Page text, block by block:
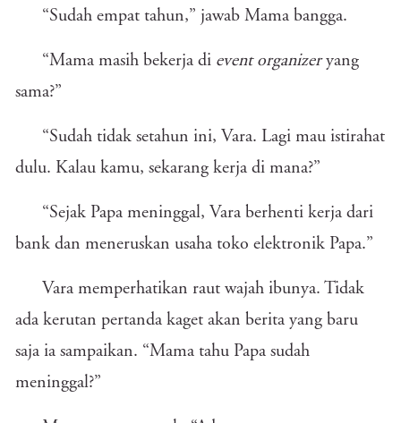
“Sudah empat tahun,” jawab Mama bangga.
“Mama masih bekerja di event organizeryang
sama?”
“Sudah tidak setahun ini, Vara. Lagi mau istirahat
dulu. Kalau kamu, sekarang kerja di mana?”
“Sejak Papa meninggal, Vara berhenti kerja dari
bank dan meneruskan usaha toko elektronik Papa.”
Vara memperhatikan raut wajah ibunya. Tidak
ada kerutan pertanda kaget akan berita yang baru
saja ia sampaikan. “Mama tahu Papa sudah
meninggal?”